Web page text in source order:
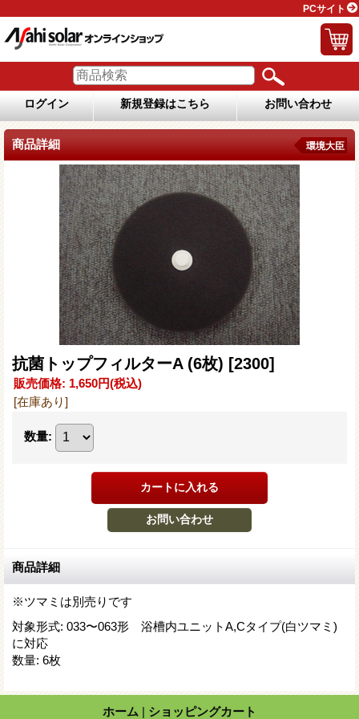
PCサイト
ログイン 新規登録はこちら お問い合わせ
商品詳細 環境大臣
抗菌トップフィルターA (6枚) [2300]
販売価格: 1,650円(税込)
[在庫あり]
数量:
商品詳細
※ツマミは別売りです
対象形式: 033〜063形 浴槽内ユニットA,Cタイプ(白ツマミ)
に対応
数量: 6枚
ホーム | ショッピングカート